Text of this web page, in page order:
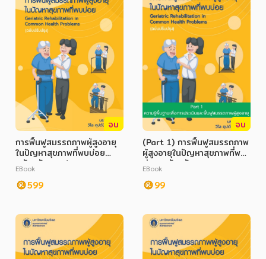
จบ
การฟื้นฟูสมรรถภาพผู้สูงอายุ
ในปัญหาสุขภาพที่พบบ่อย
ฉบับปรับปรุง (Geriatric
Rehabilitation in
Common Health
EBook
599
จบ
(Part 1) การฟื้นฟูสมรรถภาพ
ผู้สูงอายุในปัญหาสุขภาพที่พบ
บ่อย ฉบับปรับปรุง
(Geriatric Rehabilitation
in Common Health
EBook
99